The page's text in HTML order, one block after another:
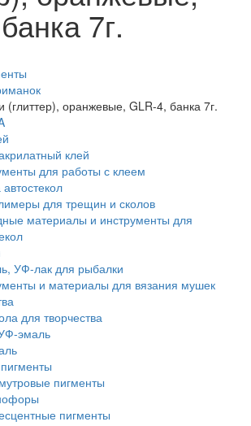
7г.
(глиттер), оранжевые, GLR-4, банка 7г.
клей
для работы с клеем
для трещин и сколов
материалы и инструменты для
УФ-лак для рыбалки
и материалы для вязания мушек
для творчества
эмаль
пигменты
пигменты